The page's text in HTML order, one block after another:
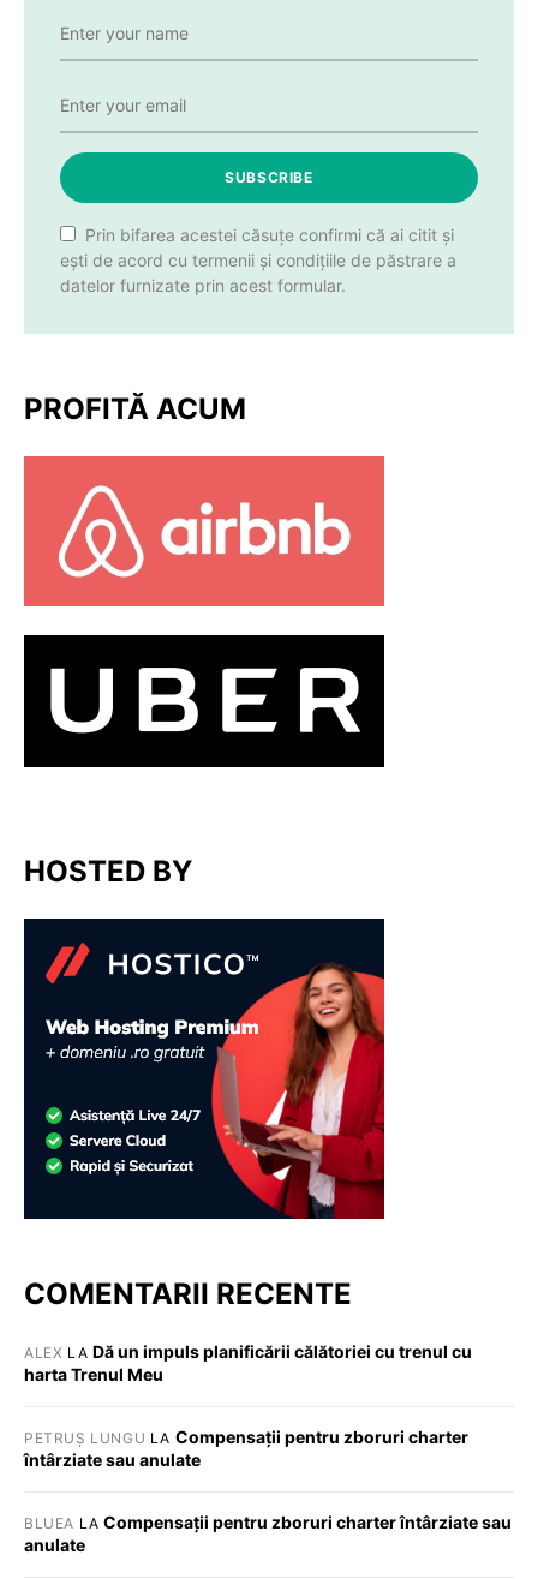
SUBSCRIBE
Prin bifarea acestei căsuțe confirmi că ai citit și
ești de acord cu termenii și condițiile de păstrare a
datelor furnizate prin acest formular.
PROFITĂ ACUM
HOSTED BY
COMENTARII RECENTE
ALEX LA Dă un impuls planificării călătoriei cu trenul cu
harta Trenul Meu
PETRUȘ LUNGU LA Compensații pentru zboruri charter
întârziate sau anulate
BLUEA LACompensații pentru zboruri charter întârziate sau
anulate